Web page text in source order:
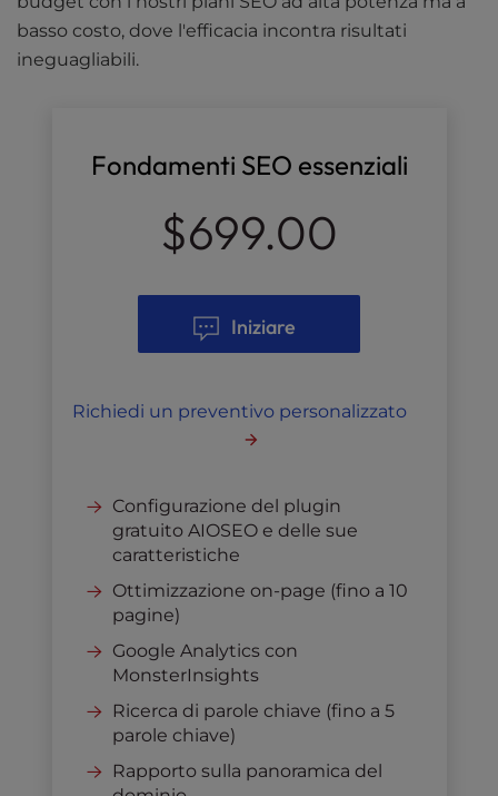
basso costo, dove l'efficacia incontra risultati
ineguagliabili.
Fondamenti SEO essenziali
$699.00
Iniziare
Richiedi un preventivo personalizzato
Configurazione del plugin
gratuito AIOSEO e delle sue
caratteristiche
Ottimizzazione on-page (fino a 10
pagine)
Google Analytics con
MonsterInsights
Ricerca di parole chiave (fino a 5
parole chiave)
Rapporto sulla panoramica del